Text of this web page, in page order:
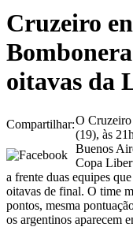
Cruzeiro
oitavas da
Compartilhar:O Cruzeiro
(19), às
Buenos
Copa
a frente duas equipes
oitavas de final. O time
pontos, mesma
os argentinos aparecem